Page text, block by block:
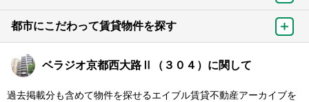
都市にこだわって賃貸物件を探す
ベラジオ京都西大路Ⅱ（３０４）に関して
過去掲載分も含めて物件を探せるエイブル賃貸不動産アーカイブを